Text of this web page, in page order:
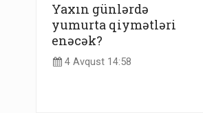
Yaxın günlərdə
yumurta qiymətləri
enəcək?
4 Avqust 14:58